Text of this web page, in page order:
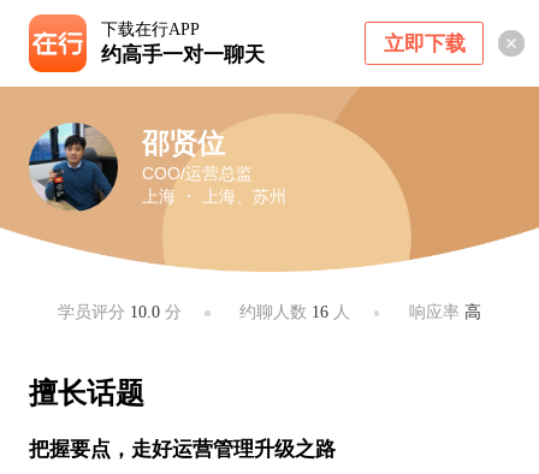
下载在行APP
约高手一对一聊天 立即下载
邵贤位
COO/运营总监
上海 ・ 上海、苏州
学员评分 10.0 分 约聊人数 16 人 响应率 高
擅长话题
把握要点，走好运营管理升级之路